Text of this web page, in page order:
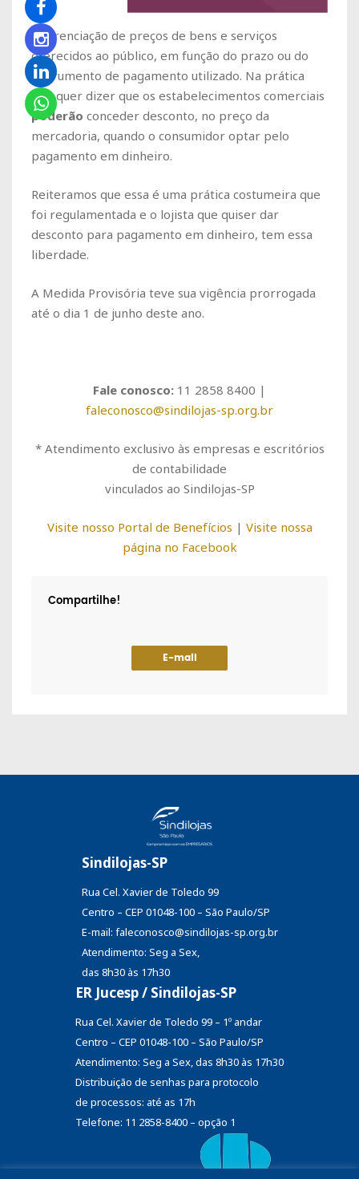
diferenciação de preços de bens e serviços
oferecidos ao público, em função do prazo ou do
instrumento de pagamento utilizado. Na prática
isso quer dizer que os estabelecimentos comerciais
poderão conceder desconto, no preço da
mercadoria, quando o consumidor optar pelo
pagamento em dinheiro.
Reiteramos que essa é uma prática costumeira que
foi regulamentada e o lojista que quiser dar
desconto para pagamento em dinheiro, tem essa
liberdade.
A Medida Provisória teve sua vigência prorrogada
até o dia 1 de junho deste ano.
Fale conosco: 11 2858 8400 |
faleconosco@sindilojas-sp.org.br
* Atendimento exclusivo às empresas e escritórios
de contabilidade
vinculados ao Sindilojas-SP
Visite nosso Portal de Benefícios | Visite nossa
página no Facebook
Compartilhe!
E-mail
Sindilojas-SP
Rua Cel. Xavier de Toledo 99
Centro – CEP 01048-100 – São Paulo/SP
E-mail: faleconosco@sindilojas-sp.org.br
Atendimento: Seg a Sex,
das 8h30 às 17h30
ER Jucesp / Sindilojas-SP
Rua Cel. Xavier de Toledo 99 – 1º andar
Centro – CEP 01048-100 – São Paulo/SP
Atendimento: Seg a Sex, das 8h30 às 17h30
Distribuição de senhas para protocolo
de processos: até as 17h
Telefone: 11 2858-8400 – opção 1